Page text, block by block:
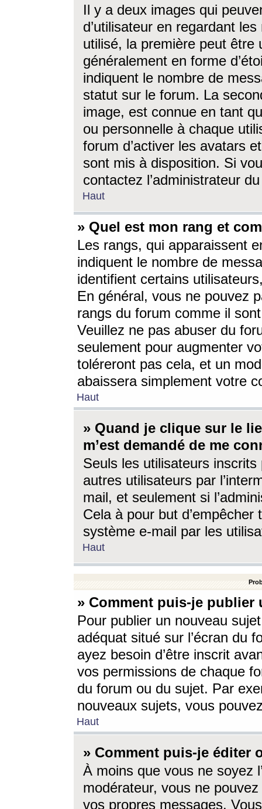
Il y a deux images qui
d’utilisateur en regardant
utilisé, la première peut être
généralement en forme
indiquent le nombre de
statut sur le forum. La
image, est connue en tant
ou personnelle à chaque
forum d’activer les avatars
sont mis à disposition. Si
contactez l’administrateur
Haut
» Quel est mon rang et
Les rangs, qui apparaissent
indiquent le nombre de
identifient certains
En général, vous ne pouvez
rangs du forum comme il
Veuillez ne pas abuser du
seulement pour augmenter
toléreront pas cela, et un
abaissera simplement votre
Haut
» Quand je clique sur le
m’est demandé de me
Seuls les utilisateurs
autres utilisateurs par
mail, et seulement si
Cela à pour but
système e-mail par les
Haut
» Comment puis-je
Pour publier un nouveau
adéquat situé sur l’écran du
ayez besoin d’être inscrit
vos permissions de chaque
du forum ou du sujet. Par
nouveaux sujets, vous
Haut
» Comment puis-je éditer
À moins que vous ne soyez
modérateur, vous ne
vos propres messages.